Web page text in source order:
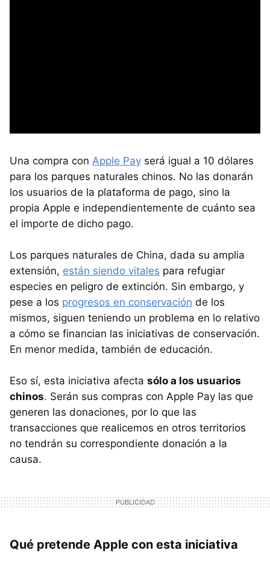
Una compra con Apple Pay será igual a 10 dólares
para los parques naturales chinos. No las donarán
los usuarios de la plataforma de pago, sino la
propia Apple e independientemente de cuánto sea
el importe de dicho pago.
Los parques naturales de China, dada su amplia
extensión, están siendo vitales para refugiar
especies en peligro de extinción. Sin embargo, y
pese a los progresos en conservación de los
mismos, siguen teniendo un problema en lo relativo
a cómo se financian las iniciativas de conservación.
En menor medida, también de educación.
Eso sí, esta iniciativa afecta sólo a los usuarios
chinos. Serán sus compras con Apple Pay las que
generen las donaciones, por lo que las
transacciones que realicemos en otros territorios
no tendrán su correspondiente donación a la
causa.
Qué pretende Apple con esta iniciativa